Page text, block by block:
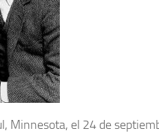
Minnesota, el 24 de